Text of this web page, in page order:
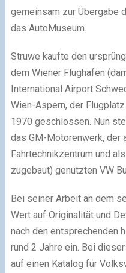
gemeinsam zur Übergabe
das AutoMuseum.
Struwe kaufte den
dem Wiener Flughafen
International Airport
Wien-Aspern, der
1970 geschlossen. Nun
das GM-Motorenwerk, der
Fahrtechnikzentrum und
zugebaut) genutzten VW
Bei seiner Arbeit an dem
Wert auf Originalität und
nach den entsprechenden
rund 2 Jahre ein. Bei
auf einen Katalog für